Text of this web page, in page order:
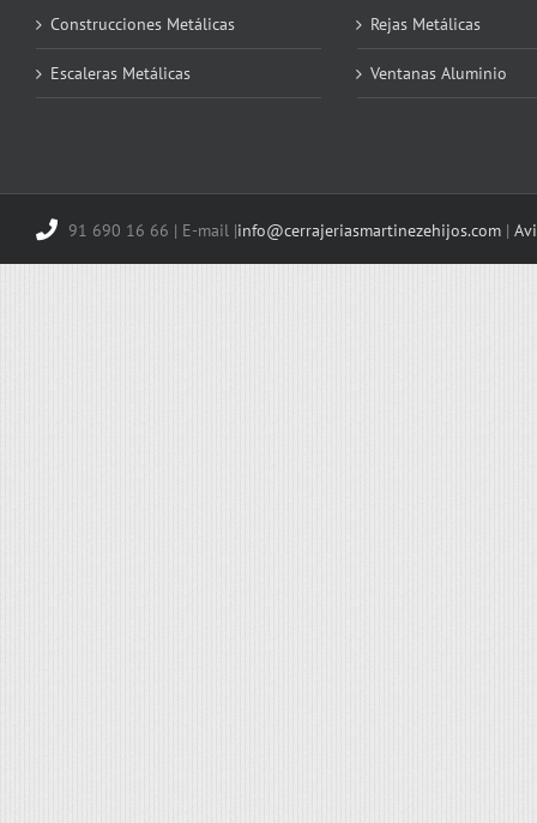
Construcciones Metálicas
Escaleras Metálicas
Rejas Metálicas
Ventanas Aluminio
91 690 16 66 | E-mail |info@cerrajeriasmartinezehijos.com |